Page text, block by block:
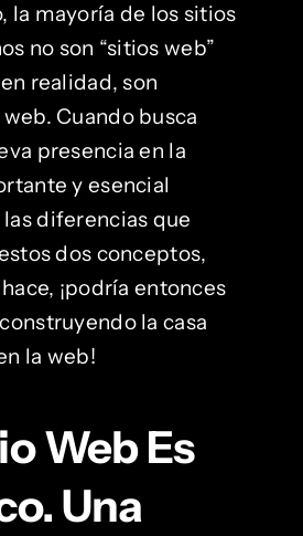
la mayoría de los sitios
no son “sitios web”
realidad, son
Cuando busca
presencia en la
y esencial
diferencias que
dos conceptos,
¡podría entonces
la casa
la web!
Web Es
Una